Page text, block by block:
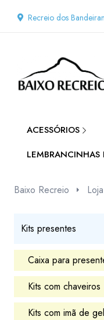
Recreio dos
ACESSÓRIOS
LEMBRANCINHAS
Baixo Recreio Loja
Kits presentes
Caixa para
Kits com chaveiros
Kits com imã de